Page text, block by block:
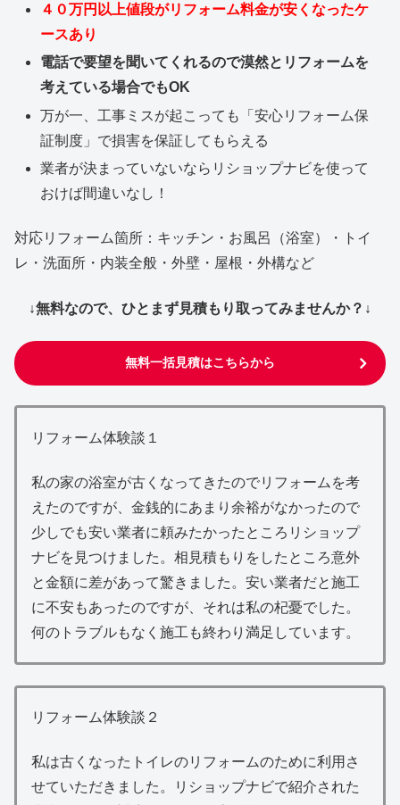
４０万円以上値段がリフォーム料金が安くなったケ
ースあり
電話で要望を聞いてくれるので漠然とリフォームを
考えている場合でもOK
万が一、工事ミスが起こっても「安心リフォーム保
証制度」で損害を保証してもらえる
業者が決まっていないならリショップナビを使って
おけば間違いなし！
対応リフォーム箇所：キッチン・お風呂（浴室）・トイ
レ・洗面所・内装全般・外壁・屋根・外構など
↓無料なので、ひとまず見積もり取ってみませんか？↓
無料一括見積はこちらから
リフォーム体験談１
私の家の浴室が古くなってきたのでリフォームを考
えたのですが、金銭的にあまり余裕がなかったので
少しでも安い業者に頼みたかったところリショップ
ナビを見つけました。相見積もりをしたところ意外
と金額に差があって驚きました。安い業者だと施工
に不安もあったのですが、それは私の杞憂でした。
何のトラブルもなく施工も終わり満足しています。
リフォーム体験談２
私は古くなったトイレのリフォームのために利用さ
せていただきました。リショップナビで紹介された